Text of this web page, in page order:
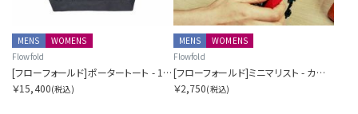
MENS
WOMENS
Flowfold
[フローフォールド]ポータートート - 16L
￥15,400(税込)
MENS
WOMENS
Flowfold
[フローフォールド]ミニマリスト - カードホルダーウォレット
￥2,750(税込)